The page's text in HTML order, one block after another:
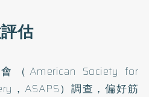
估
（American Society for
，ASAPS）調查，偏好筋